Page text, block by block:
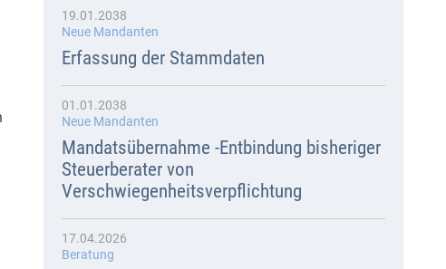
19.01.2038
Neue Mandanten
Erfassung der Stammdaten
01.01.2038
Neue Mandanten
Mandatsübernahme -Entbindung bisheriger
Steuerberater von
Verschwiegenheitsverpflichtung
17.04.2026
Beratung